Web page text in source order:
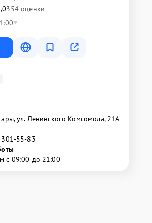
354 оценки
ул. Ленинского Комсомола, 21А
301-55-83
с 09:00 до 21:00